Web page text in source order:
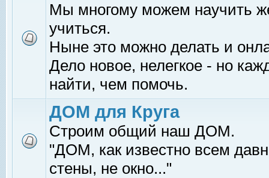
Мы многому можем научить
учиться.
Ныне это можно делать и
Дело новое, нелегкое - но
найти, чем помочь.
ДОМ для Круга
Строим общий наш ДОМ.
"ДОМ, как известно всем
стены, не окно..."